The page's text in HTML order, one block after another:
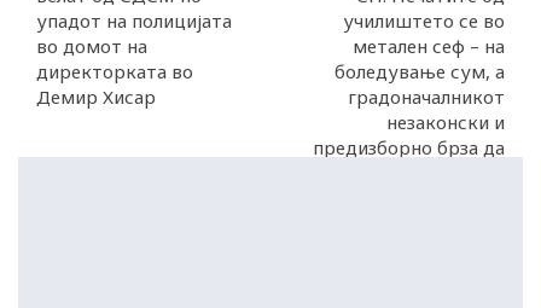
упадот на полицијата
во домот на
директорката во
Демир Хисар
училиштето се во
метален сеф – на
боледување сум, а
градоначалникот
незаконски и
предизборно брза да